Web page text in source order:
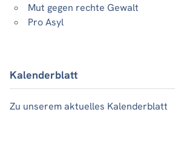
Mut gegen rechte Gewalt
Pro Asyl
Kalenderblatt
Zu unserem aktuelles Kalenderblatt